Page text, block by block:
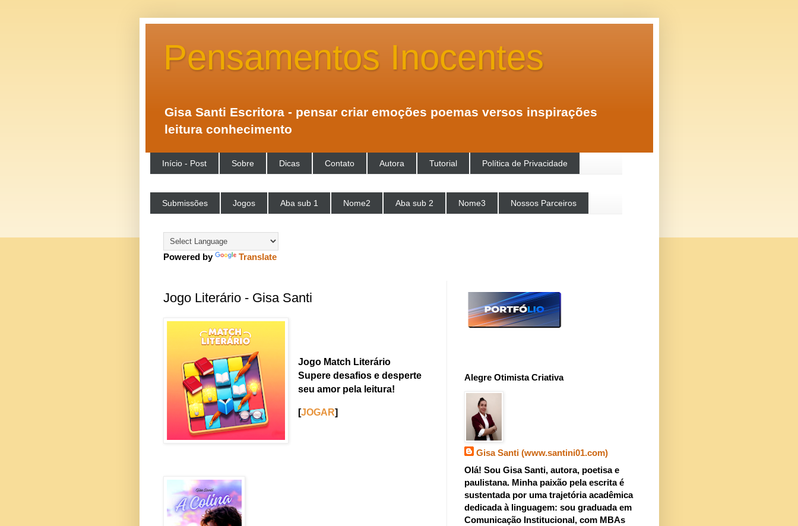
Pensamentos Inocentes
Gisa Santi Escritora - pensar criar emoções poemas versos inspirações
leitura conhecimento
Início - Post Sobre Dicas Contato Autora Tutorial Política de Privacidade
Submissões Jogos Aba sub 1 Nome2 Aba sub 2 Nome3 Nossos Parceiros
Powered by Translate
Jogo Literário - Gisa Santi
Jogo Match Literário
Supere desafios e desperte
seu amor pela leitura!
[JOGAR]
Alegre Otimista Criativa
Gisa Santi (www.santini01.com)
Olá! Sou Gisa Santi, autora, poetisa e
paulistana. Minha paixão pela escrita é
sustentada por uma trajetória acadêmica
dedicada à linguagem: sou graduada em
Comunicação Institucional, com MBAs